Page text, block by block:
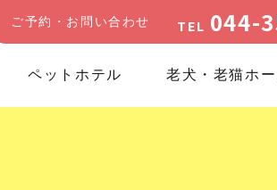
ご予約・お問い合わせ TEL 044-
ペットホテル 老犬・老猫ホー